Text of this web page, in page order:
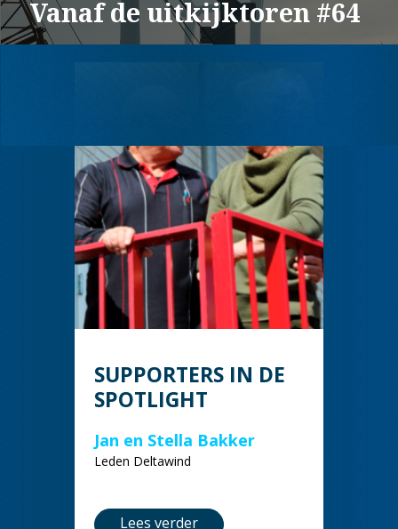
Vanaf de uitkijktoren #64
SUPPORTERS IN DE
SPOTLIGHT
Jan en Stella Bakker
Leden Deltawind
Lees verder